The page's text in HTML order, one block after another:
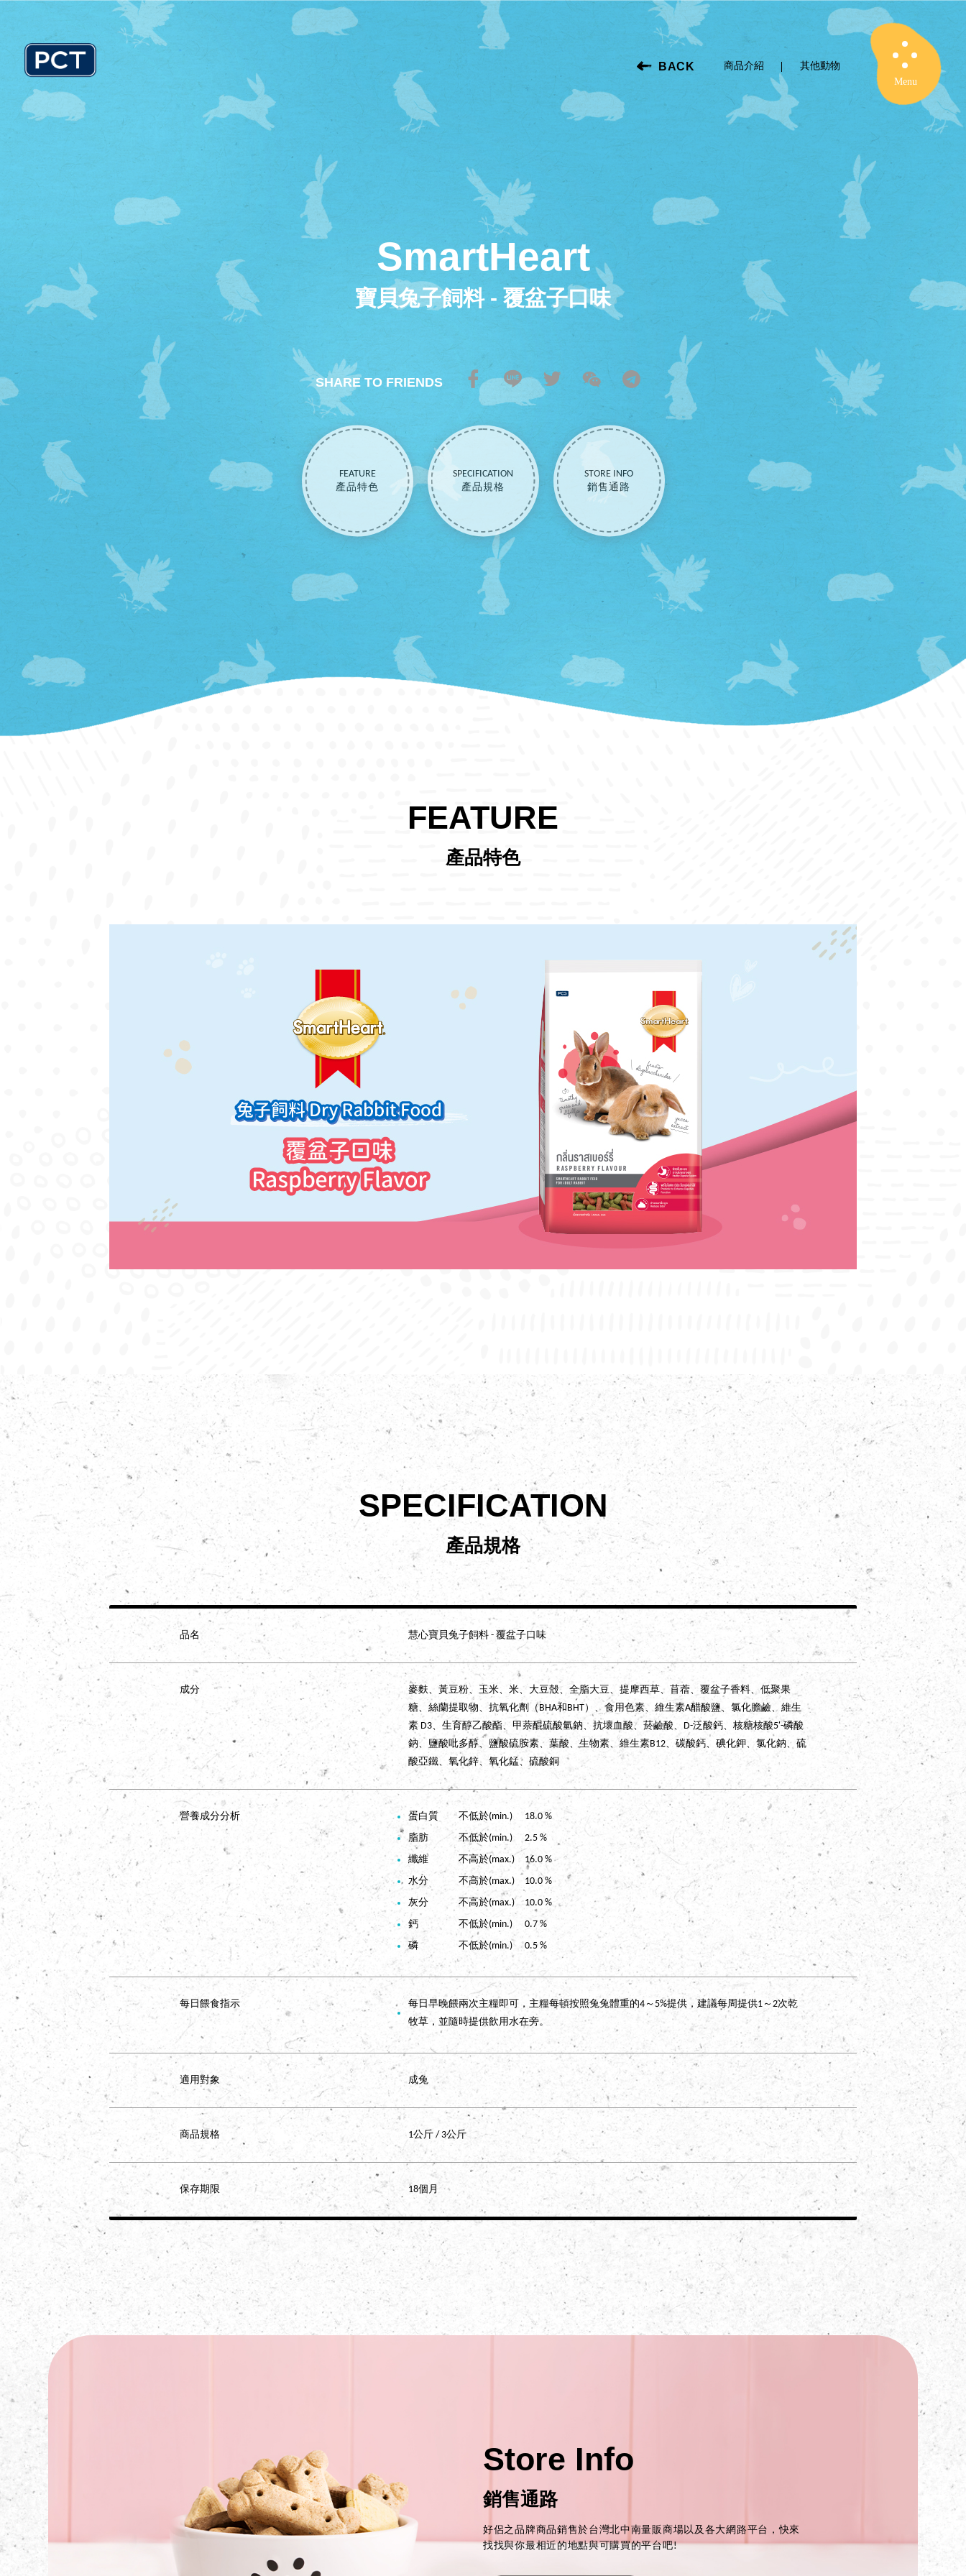
Menu Close
Dog．狗狗
BACK 商品介紹 其他動物
SmartHeart
寶貝兔子飼料 - 覆盆子口味
SHARE TO FRIENDS
FEATURE
產品特色
SPECIFICATION
產品規格
STORE INFO
銷售通路
FEATURE
產品特色
SPECIFICATION
產品規格
品名 慧心寶貝兔子飼料 - 覆盆子口味
成分
麥麩、黃豆粉、玉米、米、大豆殼、全脂大豆、提摩西草、苜蓿、覆盆子香料、低聚果
糖、絲蘭提取物、抗氧化劑（BHA和BHT）、食用色素、維生素A醋酸鹽、氯化膽鹼、維生
素 D3、生育醇乙酸酯、甲萘醌硫酸氫鈉、抗壞血酸、菸鹼酸、D-泛酸鈣、核糖核酸5'-磷酸
鈉、鹽酸吡多醇、鹽酸硫胺素、葉酸、生物素、維生素B12、碳酸鈣、碘化鉀、氯化鈉、硫
酸亞鐵、氧化鋅、氧化錳、硫酸銅
營養成分分析
蛋白質 不低於(min.) 18.0 %
脂肪 不低於(min.) 2.5 %
纖維 不高於(max.) 16.0 %
水分 不高於(max.) 10.0 %
灰分 不高於(max.) 10.0 %
鈣 不低於(min.) 0.7 %
磷 不低於(min.) 0.5 %
每日餵食指示
每日早晚餵兩次主糧即可，主糧每頓按照兔兔體重的4～5%提供，建議每周提供1～2次乾
牧草，並隨時提供飲用水在旁。
適用對象 成兔
商品規格 1公斤 / 3公斤
保存期限 18個月
Store Info
銷售通路
好侶之品牌商品銷售於台灣北中南量販商場以及各大網路平台，快來
找找與你最相近的地點與可購買的平台吧!